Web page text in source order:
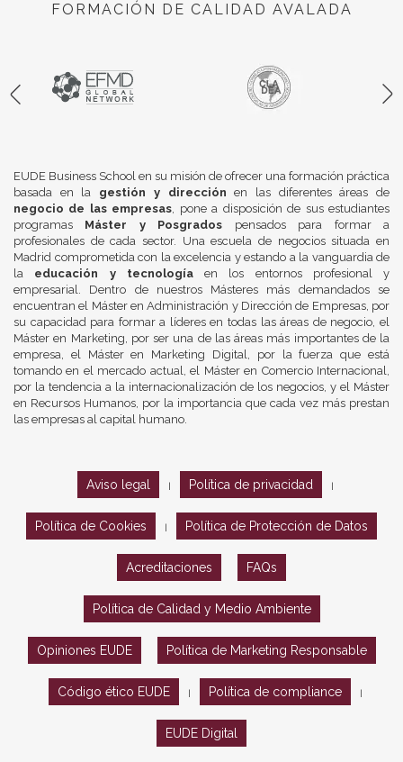
FORMACIÓN DE CALIDAD AVALADA
EUDE Business School en su misión de ofrecer una formación práctica
basada en la gestión y dirección en las diferentes áreas de
negocio de las empresas, pone a disposición de sus estudiantes
programas Máster y Posgrados pensados para formar a
profesionales de cada sector. Una escuela de negocios situada en
Madrid comprometida con la excelencia y estando a la vanguardia de
la educación y tecnologíaen los entornos profesional y
empresarial. Dentro de nuestros Másteres más demandados se
encuentran el Máster en Administración y Dirección de Empresas, por
su capacidad para formar a líderes en todas las áreas de negocio, el
Máster en Marketing, por ser una de las áreas más importantes de la
empresa, el Máster en Marketing Digital, por la fuerza que está
tomando en el mercado actual, el Máster en Comercio Internacional,
por la tendencia a la internacionalización de los negocios, y el Máster
en Recursos Humanos, por la importancia que cada vez más prestan
las empresas al capital humano.
Aviso legal Política de privacidad
Política de Cookies Política de Protección de Datos
Acreditaciones FAQs
Política de Calidad y Medio Ambiente
Opiniones EUDE Política de Marketing Responsable
Código ético EUDE Política de compliance
EUDE Digital